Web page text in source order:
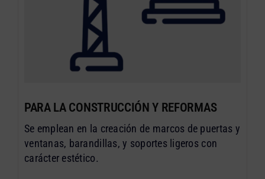
PARA LA CONSTRUCCIÓN Y REFORMAS
Se emplean en la creación de marcos de puertas y
ventanas, barandillas, y soportes ligeros con
carácter estético.